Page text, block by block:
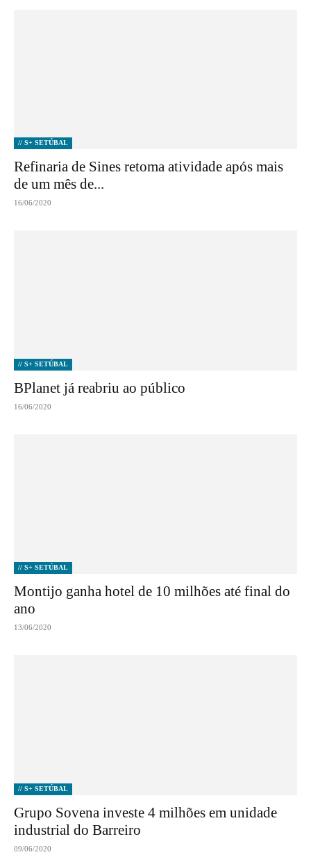
// S+ SETÚBAL
Refinaria de Sines retoma atividade após mais
de um mês de...
16/06/2020
// S+ SETÚBAL
BPlanet já reabriu ao público
16/06/2020
// S+ SETÚBAL
Montijo ganha hotel de 10 milhões até final do
ano
13/06/2020
// S+ SETÚBAL
Grupo Sovena investe 4 milhões em unidade
industrial do Barreiro
09/06/2020